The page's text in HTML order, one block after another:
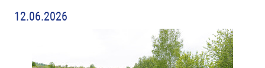
12.06.2026